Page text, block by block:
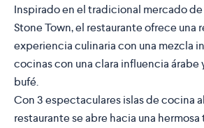
Inspirado en el tradicional mercado
Stone Town, el restaurante ofrece una
experiencia culinaria con una mezcla
cocinas con una clara influencia árabe
bufé.
Con 3 espectaculares islas de cocina
restaurante se abre hacia una